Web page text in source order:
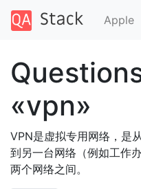
Apple
«vpn»
VPN是虚拟专用网络，是
到另一台网络（例如工作
两个网络之间。